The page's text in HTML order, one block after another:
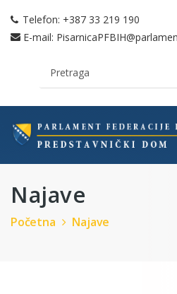
Telefon: +387 33 219 190
E-mail:
Najave
Početna Najave